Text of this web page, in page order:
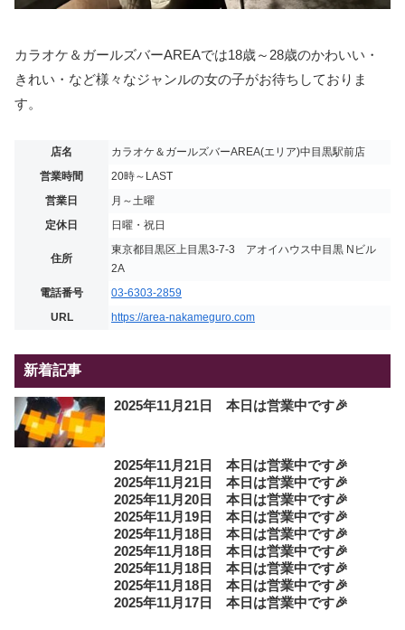
カラオケ＆ガールズバーAREAでは18歳～28歳のかわいい・
きれい・など様々なジャンルの女の子がお待ちしておりま
す。
店名
カラオケ＆ガールズバーAREA(エリア)中目黒駅前店
営業時間
20時～LAST
営業日
月～土曜
定休日
日曜・祝日
住所
東京都目黒区上目黒3-7-3 アオイハウス中目黒 Nビル
2A
電話番号
03-6303-2859
URL
https://area-nakameguro.com
新着記事
2025年11月21日 本日は営業中です🎉
2025年11月21日 本日は営業中です🎉
2025年11月21日 本日は営業中です🎉
2025年11月20日 本日は営業中です🎉
2025年11月19日 本日は営業中です🎉
2025年11月18日 本日は営業中です🎉
2025年11月18日 本日は営業中です🎉
2025年11月18日 本日は営業中です🎉
2025年11月18日 本日は営業中です🎉
2025年11月17日 本日は営業中です🎉